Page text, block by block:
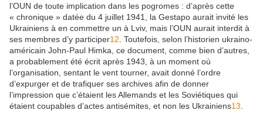
l’OUN de toute implication dans les pogromes : d’après cette
« chronique » datée du 4 juillet 1941, la Gestapo aurait invité les
Ukrainiens à en commettre un à Lviv, mais l’OUN aurait interdit à
ses membres d’y participer12 . Toutefois, selon l’historien ukraino-
américain John-Paul Himka, ce document, comme bien d’autres,
a probablement été écrit après 1943, à un moment où
l’organisation, sentant le vent tourner, avait donné l’ordre
d’expurger et de trafiquer ses archives afin de donner
l’impression que c’étaient les Allemands et les Soviétiques qui
étaient coupables d’actes antisémites, et non les Ukrainiens13